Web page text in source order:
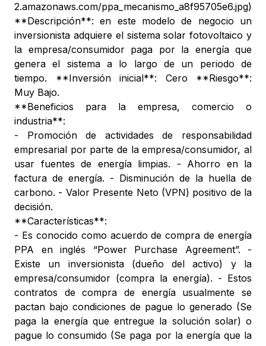
2.amazonaws.com/ppa_mecanismo_a8f95705e6.jpg)
**Descripción**: en este modelo de negocio un
inversionista adquiere el sistema solar fotovoltaico y
la empresa/consumidor paga por la energía que
genera el sistema a lo largo de un periodo de
tiempo. **Inversión inicial**: Cero **Riesgo**:
Muy Bajo.
**Beneficios para la empresa, comercio o
industria**:
- Promoción de actividades de responsabilidad
empresarial por parte de la empresa/consumidor, al
usar fuentes de energía limpias. - Ahorro en la
factura de energía. - Disminución de la huella de
carbono. - Valor Presente Neto (VPN) positivo de la
decisión.
**Características**:
- Es conocido como acuerdo de compra de energía
PPA en inglés “Power Purchase Agreement”. -
Existe un inversionista (dueño del activo) y la
empresa/consumidor (compra la energía). - Estos
contratos de compra de energía usualmente se
pactan bajo condiciones de pague lo generado (Se
paga la energía que entregue la solución solar) o
pague lo consumido (Se paga por la energía que la